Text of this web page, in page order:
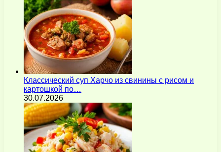
Классический суп Харчо из свинины с рисом и
картошкой по…
30.07.2026